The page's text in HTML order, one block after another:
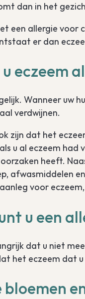
dan in het
een allergie voor
er dan
eczeem
Wanneer uw
verdwijnen.
zijn dat het
u al eczeem
heeft.
afwasmiddelen
voor
u een
dat u niet
het eczeem dat
bloemen